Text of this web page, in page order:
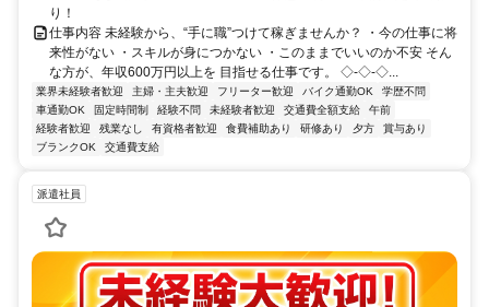
り！
仕事内容 未経験から、“手に職”つけて稼ぎませんか？ ・今の仕事に将
来性がない ・スキルが身につかない ・このままでいいのか不安 そん
な方が、年収600万円以上を 目指せる仕事です。 ◇-◇-◇...
業界未経験者歓迎 主婦・主夫歓迎 フリーター歓迎 バイク通勤OK
学歴不問
車通勤OK
固定時間制 経験不問 未経験者歓迎 交通費全額支給
午前
経験者歓迎
残業なし 有資格者歓迎 食費補助あり 研修あり 夕方
賞与あり
ブランクOK
交通費支給
派遣社員